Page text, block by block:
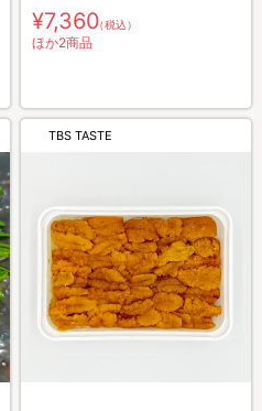
¥7,360（税込）
ほか2商品
TBS TASTE